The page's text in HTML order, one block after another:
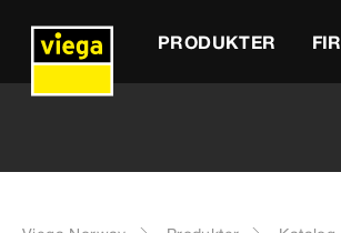
PRODUKTER